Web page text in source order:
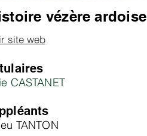
vézère ardoise
site web
CASTANET
TANTON